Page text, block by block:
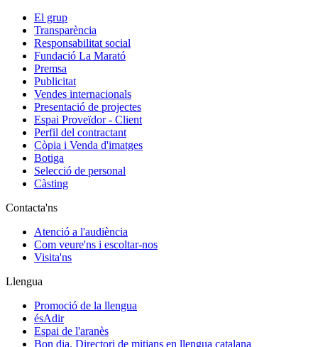
El grup
Transparència
Responsabilitat social
Fundació La Marató
Premsa
Publicitat
Vendes internacionals
Presentació de projectes
Espai Proveïdor - Client
Perfil del contractant
Còpia i Venda d'imatges
Botiga
Selecció de personal
Càsting
Contacta'ns
Atenció a l'audiència
Com veure'ns i escoltar-nos
Visita'ns
Llengua
Promoció de la llengua
ésAdir
Espai de l'aranès
Bon dia. Directori de mitjans en llengua catalana